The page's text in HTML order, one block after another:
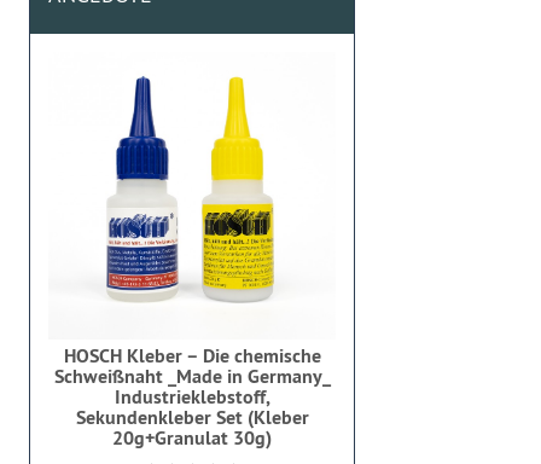
HOSCH Kleber – Die chemische
Schweißnaht _Made in Germany_
Industrieklebstoff,
Sekundenkleber Set (Kleber
20g+Granulat 30g)